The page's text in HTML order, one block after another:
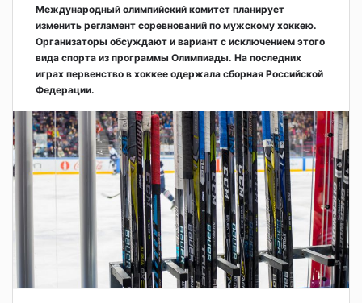
Международный олимпийский комитет планирует
изменить регламент соревнований по мужскому хоккею.
Организаторы обсуждают и вариант с исключением этого
вида спорта из программы Олимпиады. На последних
играх первенство в хоккее одержала сборная Российской
Федерации.